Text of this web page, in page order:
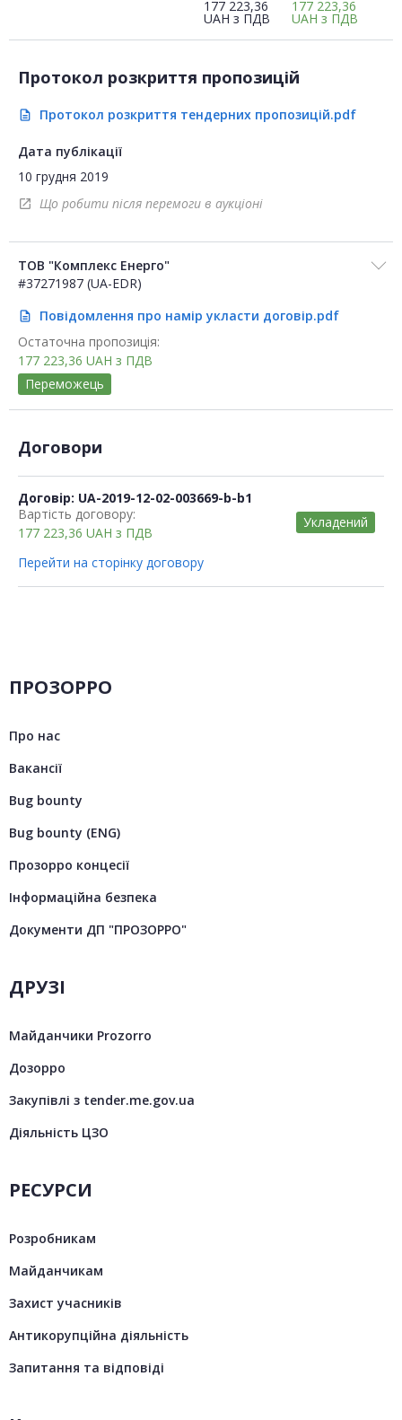
177 223,36
UAH з ПДВ
177 223,36
UAH з ПДВ
Протокол розкриття пропозицій
description Протокол розкриття тендерних пропозицій.pdf
Дата публікації
10 грудня 2019
open_in_new Що робити після перемоги в аукціоні
ТОВ "Комплекс Енерго"
#37271987 (UA-EDR)
description
Повідомлення про намір укласти договір.pdf
Остаточна пропозиція:
177 223,36 UAH з ПДВ
Переможець
Договори
Договір: UA-2019-12-02-003669-b-b1
Вартість договору:
177 223,36 UAH з ПДВ
Укладений
Перейти на сторінку договору
ПРОЗОРРО
Про нас
Вакансії
Bug bounty
Bug bounty (ENG)
Прозорро концесії
Інформаційна безпека
Документи ДП "ПРОЗОРРО"
ДРУЗІ
Майданчики Prozorro
Дозорро
Закупівлі з tender.me.gov.ua
Діяльність ЦЗО
РЕСУРСИ
Розробникам
Майданчикам
Захист учасників
Антикорупційна діяльність
Запитання та відповіді